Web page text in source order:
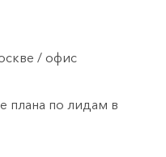
/ офис
плана по лидам в